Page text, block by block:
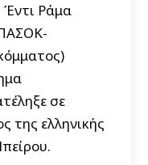
Έντι Ράμα
σε
της ελληνικής